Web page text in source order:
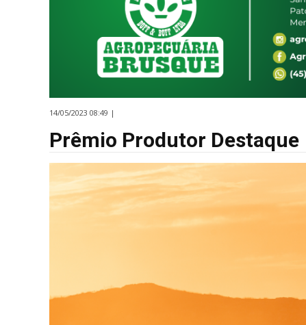
14/05/2023 08:49 |
Prêmio Produtor Destaque